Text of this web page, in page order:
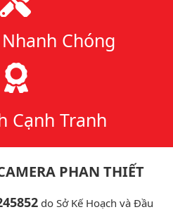
Chóng
Cạnh Tranh
PHAN THIẾT
do Sở Kế Hoạch và Đầu